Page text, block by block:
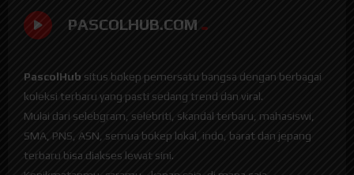
PASCOLHUB.COM
PascolHub situs bokep pemersatu bangsa dengan berbagai
koleksi terbaru yang pasti sedang trend dan viral.
Mulai dari selebgram, selebriti, skandal terbaru, mahasiswi,
SMA, PNS, ASN, semua bokep lokal, indo, barat dan jepang
terbaru bisa diakses lewat sini.